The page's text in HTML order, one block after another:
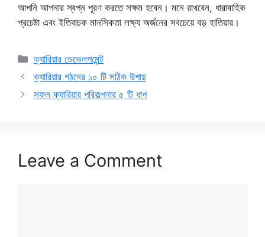
আপনি আপনার স্বপ্ন পূরণ করতে সক্ষম হবেন। মনে রাখবেন, ধারাবাহিক
প্রচেষ্টা এবং ইতিবাচক মানসিকতা লক্ষ্য অর্জনের সবচেয়ে বড় হাতিয়ার।
Categories
ক্যারিয়ার ডেভেলপমেন্ট
ক্যারিয়ার গঠনের ১০ টি সঠিক উপায়
সফল ক্যারিয়ার পরিকল্পনার ৫ টি ধাপ
Leave a Comment